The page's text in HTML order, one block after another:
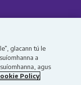
go léir
Ráiteas
glacann tú le
a
agus
Policy